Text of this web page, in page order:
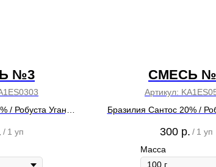
№3
/ Робуста Уганда
/ 1 уп
СМЕСЬ
Артикул:
Бразилия Сантос 20% /
300 р. / 1 уп
Масса